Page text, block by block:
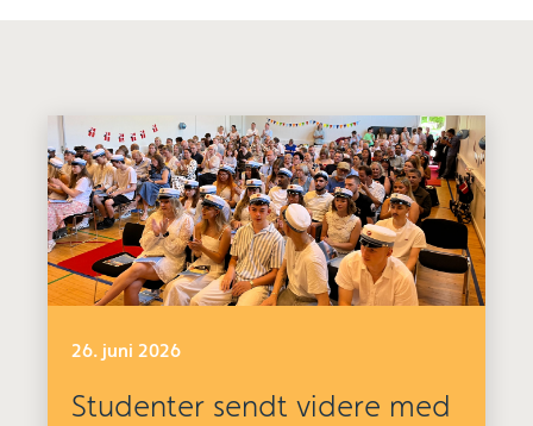
26. juni 2026
Studenter sendt videre med